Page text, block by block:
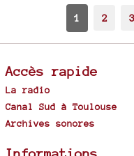
1 2 3
Accès rapide
La radio
Canal Sud à Toulouse
Archives sonores